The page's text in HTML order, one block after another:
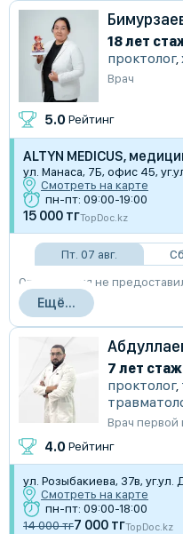
18 лет
проктолог,
Врач
5.0 Рейтинг
ALTYN MEDICUS,
ул. Манаса, 7Б, офис 45,
Смотреть на карте
пн-пт: 09:00-19:00
15 000 тгTopDoc.kz
Пт. 07 авг.
Организация не
Ещё...
7 лет
проктолог,
Врач первой
4.0 Рейтинг
​ул. Розыбакиева, 37в,
Смотреть на карте
пн-пт: 09:00-18:00
14 000 тг7 000 тгTopDoc.kz